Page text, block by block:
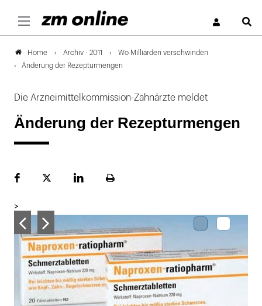
Home Archiv - 2011
Wo Milliarden verschwinden
Änderung der Rezepturmengen
Die Arzneimittelkommission-Zahnärzte meldet
Änderung der Rezepturmengen
FacebookPlattformLinekdInSeite
>